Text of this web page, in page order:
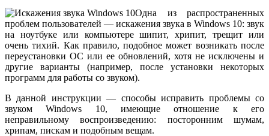
Одна из распространенных
проблем пользователей — искажения звука в Windows 10: звук
на ноутбуке или компьютере шипит, хрипит, трещит или
очень тихий. Как правило, подобное может возникать после
переустановки ОС или ее обновлений, хотя не исключены и
другие варианты (например, после установки некоторых
программ для работы со звуком).
В данной инструкции — способы исправить проблемы со
звуком Windows 10, имеющие отношение к его
неправильному воспроизведению: посторонним шумам,
хрипам, пискам и подобным вещам.